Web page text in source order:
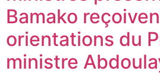
Bamako
orientations du
ministre